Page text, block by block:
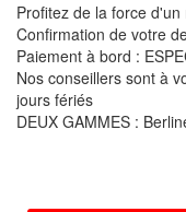
Profitez de la force
Confirmation de votre
Paiement à bord :
Nos conseillers sont à
jours fériés
DEUX GAMMES :